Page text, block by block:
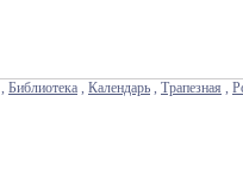
, Библиотека , Календарь , Трапезная ,